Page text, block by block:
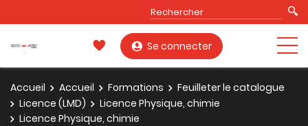
Se connecter
Accueil Accueil Formations
Feuilleter le catalogue
Licence (LMD)
Licence Physique, chimie
Licence Physique, chimie